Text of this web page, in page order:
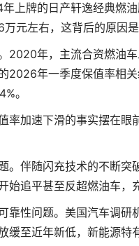
上牌的日产轩逸经典燃
元左右，这背后的原因
年，主流合资燃油车
2026年一季度保值率相
。
加速下滑的事实摆在眼
伴随闪充技术的不断突
始追平甚至反超燃油车，
性问题。美国汽车调研
缓至近年新低，新能源特